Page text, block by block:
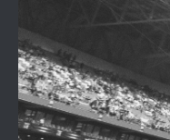
Skip to content